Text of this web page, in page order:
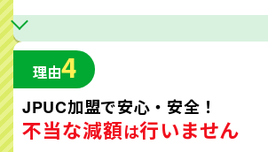
理由4
JPUC加盟で安心・安全！
不当な減額は行いません